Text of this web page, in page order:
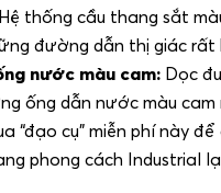
thống cầu thang sắt
đường dẫn thị giác rất
nước màu cam: Dọc
ống dẫn nước màu cam
“đạo cụ” miễn phí này
phong cách Industrial